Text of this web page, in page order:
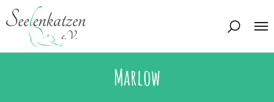
Marlow